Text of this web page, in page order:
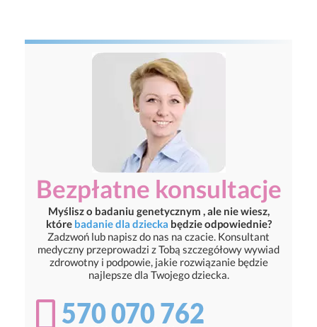
Bezpłatne konsultacje
Myślisz o badaniu genetycznym , ale nie wiesz,
które badanie dla dziecka będzie odpowiednie?
Zadzwoń lub napisz do nas na czacie. Konsultant
medyczny przeprowadzi z Tobą szczegółowy wywiad
zdrowotny i podpowie, jakie rozwiązanie będzie
najlepsze dla Twojego dziecka.